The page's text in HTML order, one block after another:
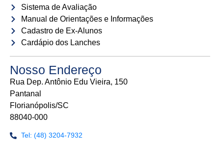
Sistema de Avaliação
Manual de Orientações e Informações
Cadastro de Ex-Alunos
Cardápio dos Lanches
Nosso Endereço
Rua Dep. Antônio Edu Vieira, 150
Pantanal
Florianópolis/SC
88040-000
Tel: (48) 3204-7932